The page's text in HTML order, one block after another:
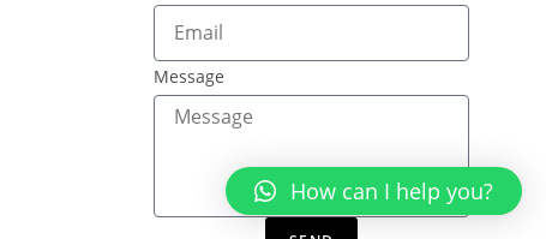
Message
How can I help you?